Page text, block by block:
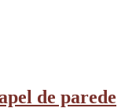
de parede